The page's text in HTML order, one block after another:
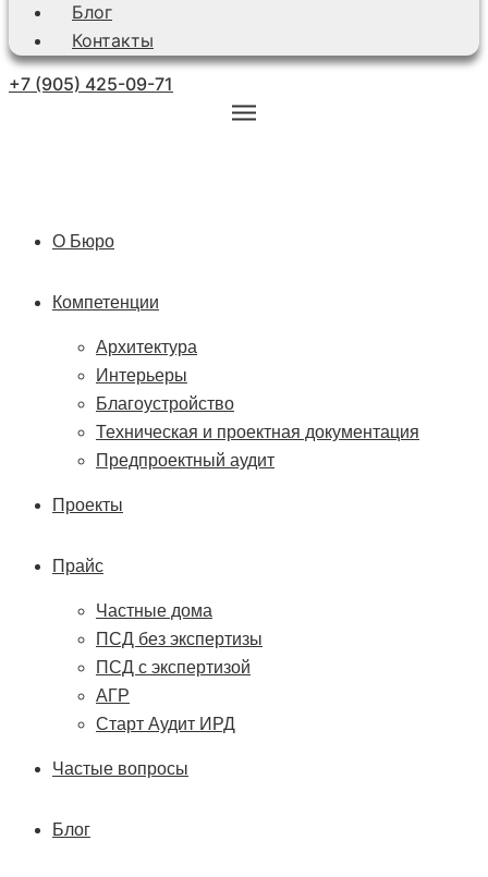
Блог
Контакты
+7 (905) 425-09-71
О Бюро
Компетенции
Архитектура
Интерьеры
Благоустройство
Техническая и проектная документация
Предпроектный аудит
Проекты
Прайс
Частные дома
ПСД без экспертизы
ПСД с экспертизой
АГР
Старт Аудит ИРД
Частые вопросы
Блог